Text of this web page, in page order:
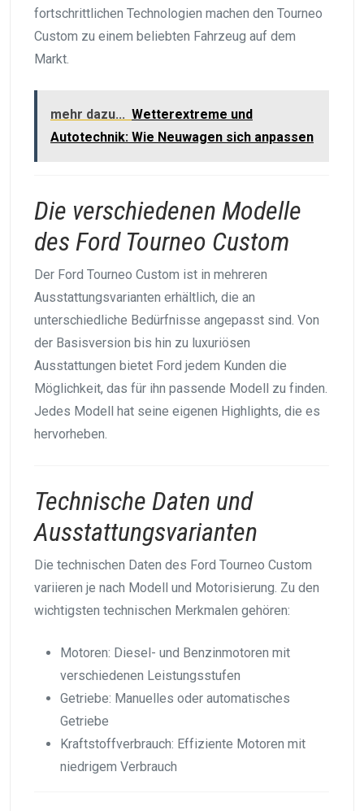
fortschrittlichen Technologien machen den Tourneo
Custom zu einem beliebten Fahrzeug auf dem
Markt.
mehr dazu... Wetterextreme und
Autotechnik: Wie Neuwagen sich anpassen
Die verschiedenen Modelle
des Ford Tourneo Custom
Der Ford Tourneo Custom ist in mehreren
Ausstattungsvarianten erhältlich, die an
unterschiedliche Bedürfnisse angepasst sind. Von
der Basisversion bis hin zu luxuriösen
Ausstattungen bietet Ford jedem Kunden die
Möglichkeit, das für ihn passende Modell zu finden.
Jedes Modell hat seine eigenen Highlights, die es
hervorheben.
Technische Daten und
Ausstattungsvarianten
Die technischen Daten des Ford Tourneo Custom
variieren je nach Modell und Motorisierung. Zu den
wichtigsten technischen Merkmalen gehören:
Motoren: Diesel- und Benzinmotoren mit
verschiedenen Leistungsstufen
Getriebe: Manuelles oder automatisches
Getriebe
Kraftstoffverbrauch: Effiziente Motoren mit
niedrigem Verbrauch